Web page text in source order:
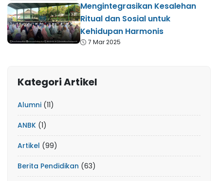
Mengintegrasikan Kesalehan
Ritual dan Sosial untuk
Kehidupan Harmonis
7 Mar 2025
Kategori Artikel
Alumni (11)
ANBK (1)
Artikel (99)
Berita Pendidikan (63)